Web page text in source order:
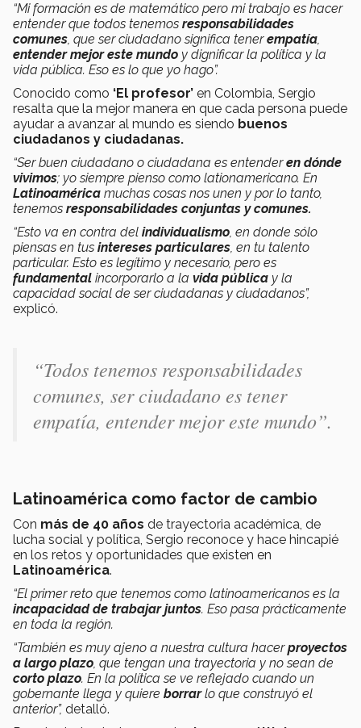
“Mi formación es de matemático pero mi trabajo es hacer
entender que todos tenemos responsabilidades
comunes, que ser ciudadano significa tenerempatía,
entender mejor este mundo y dignificar la política y la
vida pública. Eso es lo que yo hago”.
Conocido como ‘El profesor’ en Colombia, Sergio
resalta que la mejor manera en que cada persona puede
ayudar a avanzar al mundo es siendo buenos
ciudadanos y ciudadanas.
“Ser buen ciudadano o ciudadana es entenderen dónde
vivimos; yo siempre pienso como lationamericano. En
Latinoamérica muchas cosas nos unen y por lo tanto,
tenemos responsabilidades conjuntas y comunes.
“Esto va en contra del individualismo, en donde sólo
piensas en tus intereses particulares, en tu talento
particular. Esto es legítimo y necesario, pero es
fundamental incorporarlo a la vida pública y la
capacidad social de ser ciudadanas y ciudadanos”,
explicó.
“Todos tenemos responsabilidades
comunes, ser ciudadano es tener
empatía, entender mejor este mundo”.
Latinoamérica como factor de cambio
Con más de 40 años de trayectoria académica, de
lucha social y política, Sergio reconoce y hace hincapié
en los retos y oportunidades que existen en
Latinoamérica.
“El primer reto que tenemos como latinoamericanos es la
incapacidad de trabajar juntos. Eso pasa prácticamente
en toda la región.
“También es muy ajeno a nuestra cultura hacerproyectos
a largo plazo, que tengan una trayectoria y no sean de
corto plazo. En la política se ve reflejado cuando un
gobernante llega y quiere borrarlo que construyó el
anterior”, detalló.